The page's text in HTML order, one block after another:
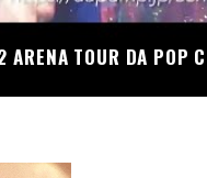
ARENA TOUR DA POP